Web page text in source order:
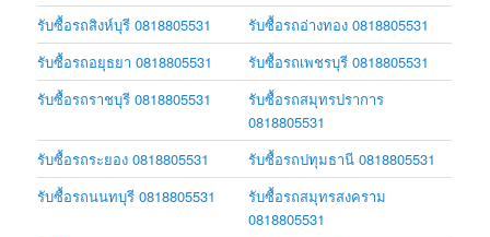
รับซื้อรถสิงห์บุรี 0818805531
รับซื้อรถอ่างทอง 0818805531
รับซื้อรถอยุธยา 0818805531
รับซื้อรถเพชรบุรี 0818805531
รับซื้อรถราชบุรี 0818805531
รับซื้อรถสมุทรปราการ
0818805531
รับซื้อรถระยอง 0818805531
รับซื้อรถปทุมธานี 0818805531
รับซื้อรถนนทบุรี 0818805531
รับซื้อรถสมุทรสงคราม
0818805531